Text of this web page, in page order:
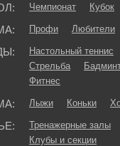
Чемпионат Кубок
Профи Любители
Настольный теннис
Стрельба
Фитнес
Лыжи Коньки
Тренажерные залы
Клубы и секции